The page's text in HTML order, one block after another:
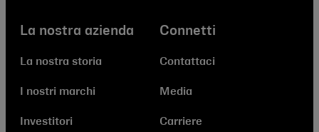
La nostra azienda
La nostra storia
I nostri marchi
Investitori
Connetti
Contattaci
Media
Carriere